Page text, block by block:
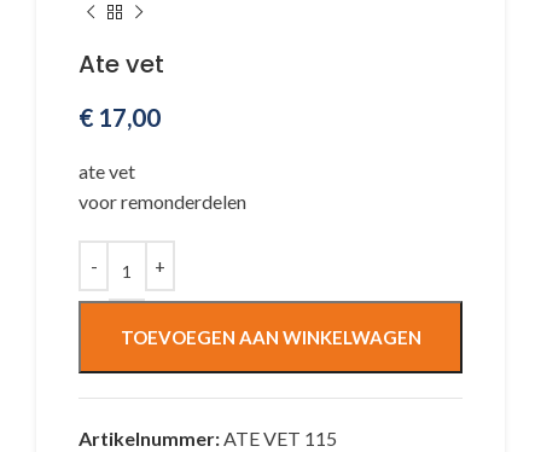
Ate vet
€ 17,00
ate vet
voor remonderdelen
TOEVOEGEN AAN WINKELWAGEN
Artikelnummer:ATE VET 115